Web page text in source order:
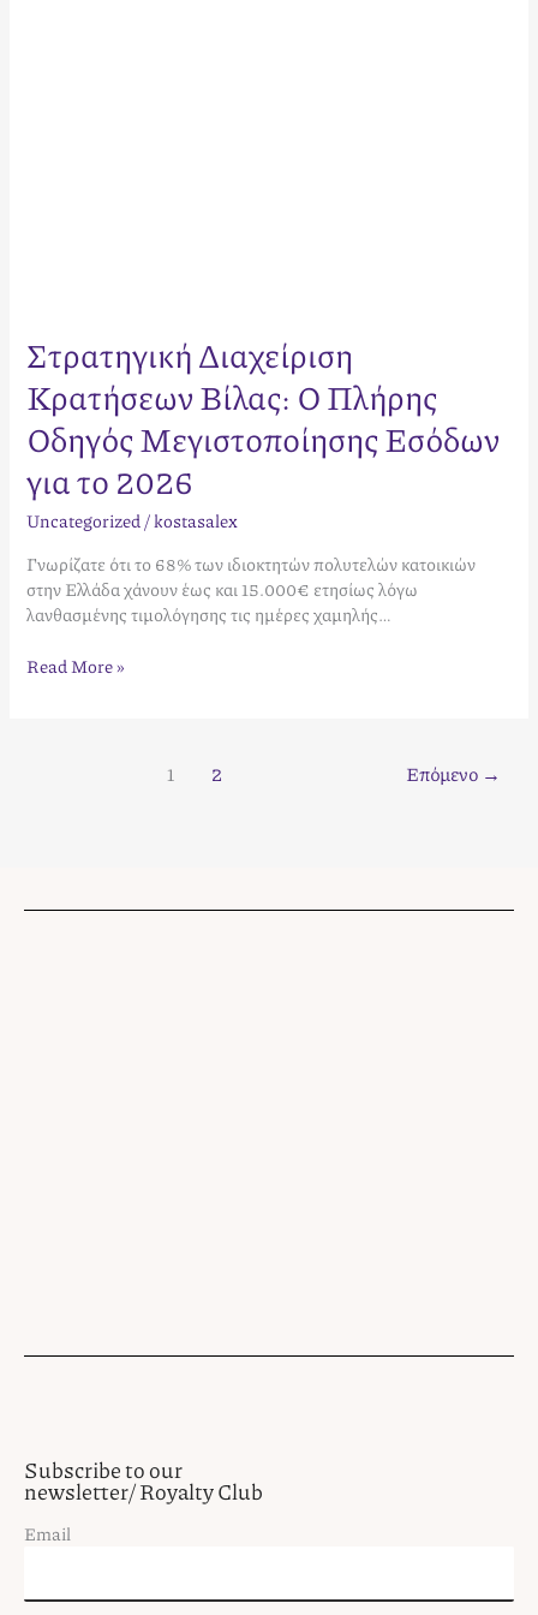
Στρατηγική Διαχείριση
Κρατήσεων Βίλας: Ο Πλήρης
Οδηγός Μεγιστοποίησης Εσόδων
για το 2026
Uncategorized/kostasalex
Γνωρίζατε ότι το 68% των ιδιοκτητών πολυτελών κατοικιών
στην Ελλάδα χάνουν έως και 15.000€ ετησίως λόγω
λανθασμένης τιμολόγησης τις ημέρες χαμηλής…
Read More »
1 2 Επόμενο →
Subscribe to our
newsletter/ Royalty Club
Email